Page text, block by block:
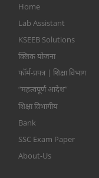
Home
Lab Assistant
KSEEB Solutions
क्लिक योजना
फॉर्म-प्रपत्र | शिक्षा विभाग
“महत्वपूर्ण आदेश”
शिक्षा विभागीय
Bank
SSC Exam Paper
About-Us